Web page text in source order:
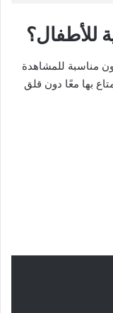
للأطفال؟
مناسبة للمشاهدة
بها معًا دون قلق